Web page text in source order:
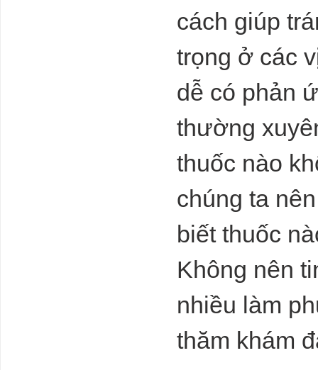
cách giúp
trọng ở các
dễ có phản
thường
thuốc nào
chúng ta
biết thuốc
Không nên
nhiều làm
thăm khám